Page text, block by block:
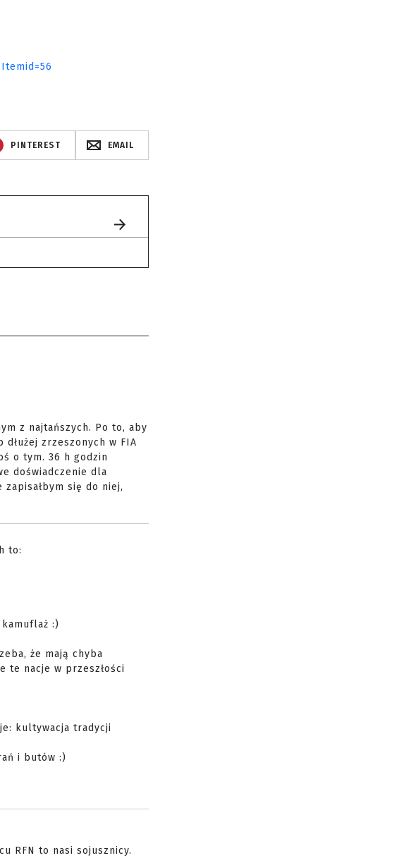
PINTEREST EMAIL
z najtańszych. Po to, aby
zrzeszonych w FIA
o tym. 36 h godzin
doświadczenie dla
się do niej,
to:
:)
że mają chyba
te nacje w przeszłości
kultywacja tradycji
i butów :)
RFN to nasi sojusznicy.